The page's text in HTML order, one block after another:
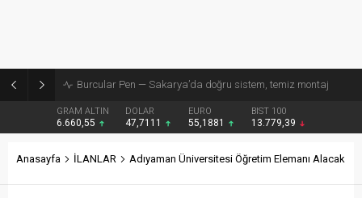
Burcular Pen — Sakarya’da doğru sistem, temiz montaj
GRAM ALTIN
6.660,55
DOLAR
47,7111
EURO
55,1881
BIST 100
13.779,39
Anasayfa İLANLAR Adıyaman Üniversitesi Öğretim Elemanı Alacak